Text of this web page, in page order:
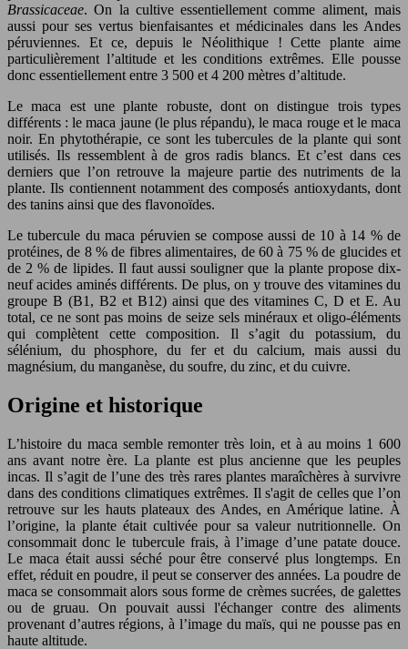
Brassicaceae. On la cultive essentiellement comme aliment, mais
aussi pour ses vertus bienfaisantes et médicinales dans les Andes
péruviennes. Et ce, depuis le Néolithique ! Cette plante aime
particulièrement l’altitude et les conditions extrêmes. Elle pousse
donc essentiellement entre 3 500 et 4 200 mètres d’altitude.
Le maca est une plante robuste, dont on distingue trois types
différents : le maca jaune (le plus répandu), le maca rouge et le maca
noir. En phytothérapie, ce sont les tubercules de la plante qui sont
utilisés. Ils ressemblent à de gros radis blancs. Et c’est dans ces
derniers que l’on retrouve la majeure partie des nutriments de la
plante. Ils contiennent notamment des composés antioxydants, dont
des tanins ainsi que des flavonoïdes.
Le tubercule du maca péruvien se compose aussi de 10 à 14 % de
protéines, de 8 % de fibres alimentaires, de 60 à 75 % de glucides et
de 2 % de lipides. Il faut aussi souligner que la plante propose dix-
neuf acides aminés différents. De plus, on y trouve des vitamines du
groupe B (B1, B2 et B12) ainsi que des vitamines C, D et E. Au
total, ce ne sont pas moins de seize sels minéraux et oligo-éléments
qui complètent cette composition. Il s’agit du potassium, du
sélénium, du phosphore, du fer et du calcium, mais aussi du
magnésium, du manganèse, du soufre, du zinc, et du cuivre.
Origine et historique
L’histoire du maca semble remonter très loin, et à au moins 1 600
ans avant notre ère. La plante est plus ancienne que les peuples
incas. Il s’agit de l’une des très rares plantes maraîchères à survivre
dans des conditions climatiques extrêmes. Il s'agit de celles que l’on
retrouve sur les hauts plateaux des Andes, en Amérique latine. À
l’origine, la plante était cultivée pour sa valeur nutritionnelle. On
consommait donc le tubercule frais, à l’image d’une patate douce.
Le maca était aussi séché pour être conservé plus longtemps. En
effet, réduit en poudre, il peut se conserver des années. La poudre de
maca se consommait alors sous forme de crèmes sucrées, de galettes
ou de gruau. On pouvait aussi l'échanger contre des aliments
provenant d’autres régions, à l’image du maïs, qui ne pousse pas en
haute altitude.